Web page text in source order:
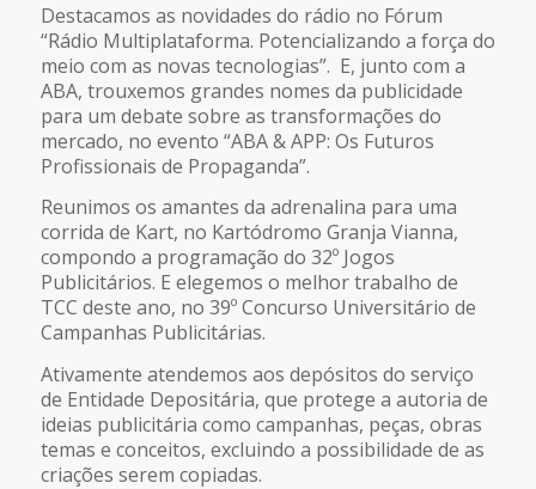
Destacamos as novidades do rádio no Fórum
“Rádio Multiplataforma. Potencializando a força do
meio com as novas tecnologias”. E, junto com a
ABA, trouxemos grandes nomes da publicidade
para um debate sobre as transformações do
mercado, no evento “ABA & APP: Os Futuros
Profissionais de Propaganda”.
Reunimos os amantes da adrenalina para uma
corrida de Kart, no Kartódromo Granja Vianna,
compondo a programação do 32º Jogos
Publicitários. E elegemos o melhor trabalho de
TCC deste ano, no 39º Concurso Universitário de
Campanhas Publicitárias.
Ativamente atendemos aos depósitos do serviço
de Entidade Depositária, que protege a autoria de
ideias publicitária como campanhas, peças, obras
temas e conceitos, excluindo a possibilidade de as
criações serem copiadas.